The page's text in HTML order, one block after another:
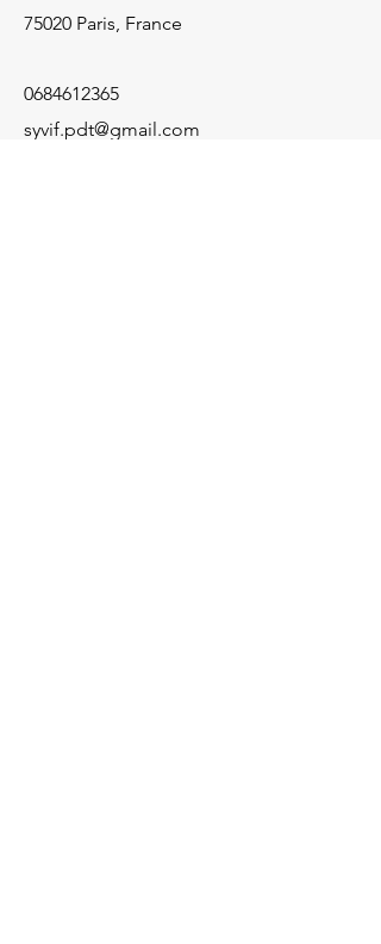
75020 Paris, France
0684612365
syvif.pdt@gmail.com